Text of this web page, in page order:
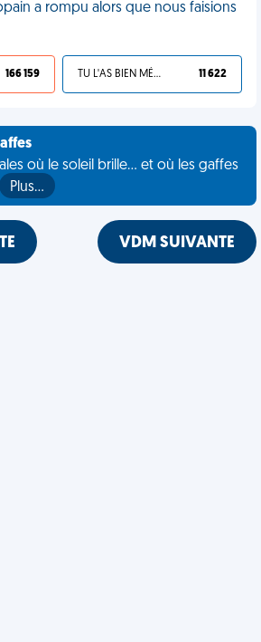
a rompu alors que nous faisions
166 159 TU L'AS BIEN MÉRITÉ 11 622
où le soleil brille... et où les gaffes
Plus…
VDM SUIVANTE